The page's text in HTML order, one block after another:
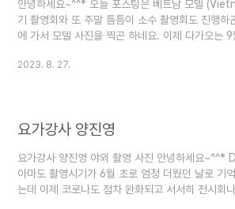
안녕하세요~^^* 오늘 포스팅은 베트남 모델
기 촬영회와 또 주말 틈틈이 소수 촬영회도 진행
에 가서 모델 사진을 찍곤 하네요. 이제 다가오는
2023. 8. 27.
요가강사 양진영
요가강사 양진영 야외 촬영 사진 안녕하세요~^^*
아마도 촬영시기가 6월 초로 엄청 더웠던 날로 기
는데 이제 코로나도 점차 완화되고 서서히 전시